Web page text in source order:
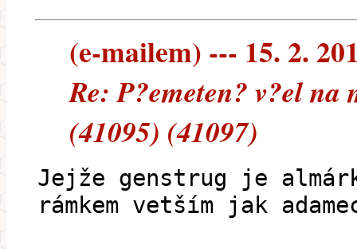
(e-mailem) --- 15. 2.
Re: P?emeten? v?el na
(41095) (41097)
Jejže genstrug je
rámkem vetším jak